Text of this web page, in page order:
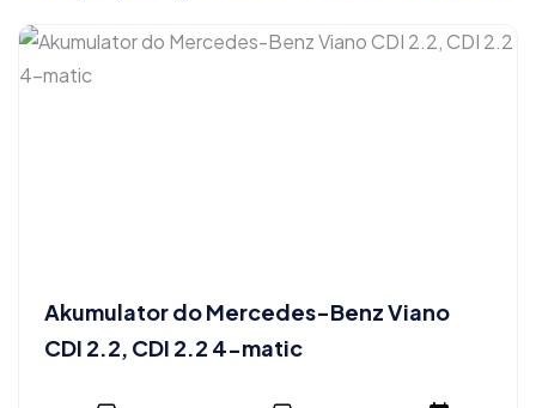
Akumulator do Mercedes-Benz Viano
CDI 2.2, CDI 2.2 4-matic